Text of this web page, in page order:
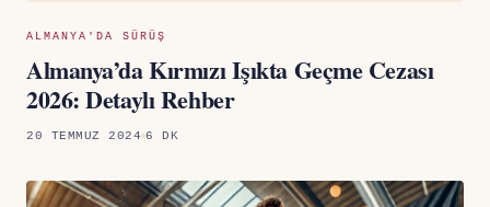
ALMANYA'DA SÜRÜŞ
Almanya’da Kırmızı Işıkta Geçme Cezası
2026: Detaylı Rehber
20 TEMMUZ 2024 6 DK